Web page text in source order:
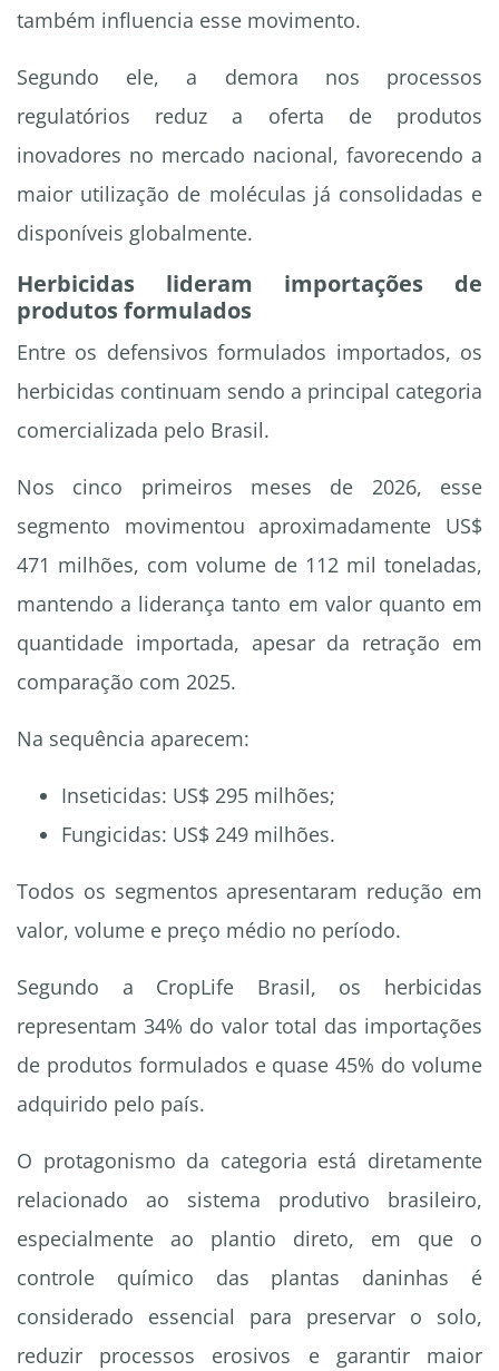
também influencia esse movimento.
Segundo ele, a demora nos processos
regulatórios reduz a oferta de produtos
inovadores no mercado nacional, favorecendo a
maior utilização de moléculas já consolidadas e
disponíveis globalmente.
Herbicidas lideram importações de
produtos formulados
Entre os defensivos formulados importados, os
herbicidas continuam sendo a principal categoria
comercializada pelo Brasil.
Nos cinco primeiros meses de 2026, esse
segmento movimentou aproximadamente US$
471 milhões, com volume de 112 mil toneladas,
mantendo a liderança tanto em valor quanto em
quantidade importada, apesar da retração em
comparação com 2025.
Na sequência aparecem:
Inseticidas: US$ 295 milhões;
Fungicidas: US$ 249 milhões.
Todos os segmentos apresentaram redução em
valor, volume e preço médio no período.
Segundo a CropLife Brasil, os herbicidas
representam 34% do valor total das importações
de produtos formulados e quase 45% do volume
adquirido pelo país.
O protagonismo da categoria está diretamente
relacionado ao sistema produtivo brasileiro,
especialmente ao plantio direto, em que o
controle químico das plantas daninhas é
considerado essencial para preservar o solo,
reduzir processos erosivos e garantir maior